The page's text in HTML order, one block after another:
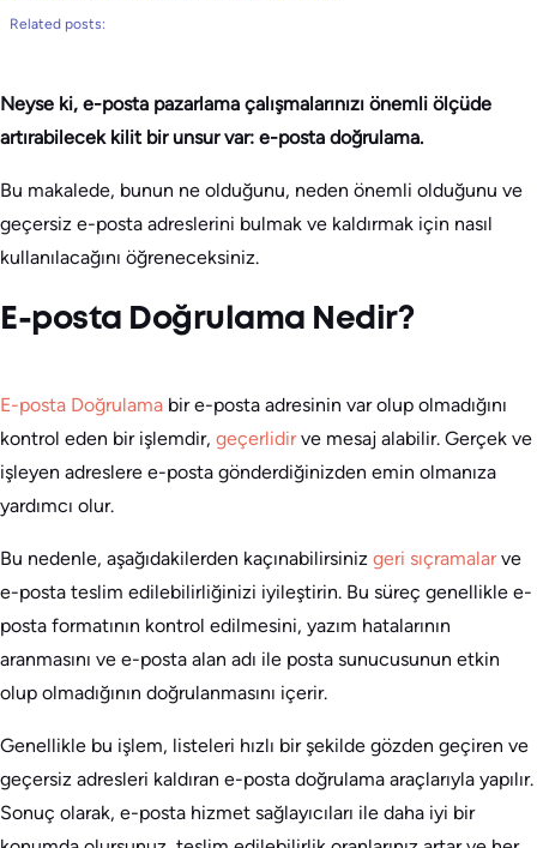
Related posts:
Neyse ki, e-posta pazarlama çalışmalarınızı önemli ölçüde
artırabilecek kilit bir unsur var: e-posta doğrulama.
Bu makalede, bunun ne olduğunu, neden önemli olduğunu ve
geçersiz e-posta adreslerini bulmak ve kaldırmak için nasıl
kullanılacağını öğreneceksiniz.
E-posta Doğrulama Nedir?
E-posta Doğrulama bir e-posta adresinin var olup olmadığını
kontrol eden bir işlemdir, geçerlidirve mesaj alabilir. Gerçek ve
işleyen adreslere e-posta gönderdiğinizden emin olmanıza
yardımcı olur.
Bu nedenle, aşağıdakilerden kaçınabilirsiniz geri sıçramalarve
e-posta teslim edilebilirliğinizi iyileştirin. Bu süreç genellikle e-
posta formatının kontrol edilmesini, yazım hatalarının
aranmasını ve e-posta alan adı ile posta sunucusunun etkin
olup olmadığının doğrulanmasını içerir.
Genellikle bu işlem, listeleri hızlı bir şekilde gözden geçiren ve
geçersiz adresleri kaldıran e-posta doğrulama araçlarıyla yapılır.
Sonuç olarak, e-posta hizmet sağlayıcıları ile daha iyi bir